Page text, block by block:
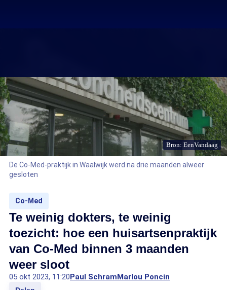
Bron: EenVandaag
De Co-Med-praktijk in Waalwijk werd na drie maanden alweer
gesloten
Co-Med
Te weinig dokters, te weinig
toezicht: hoe een huisartsenpraktijk
van Co-Med binnen 3 maanden
weer sloot
05 okt 2023, 11:20Paul SchramMarlou Poncin